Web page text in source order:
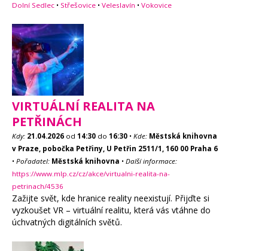
Dolní Sedlec • Střešovice • Veleslavín • Vokovice
VIRTUÁLNÍ REALITA NA
PETŘINÁCH
Kdy: 21.04.2026 od 14:30 do 16:30 • Kde: Městská knihovna
v Praze, pobočka Petřiny, U Petřin 2511/1, 160 00 Praha 6
• Pořadatel: Městská knihovna • Další informace:
https://www.mlp.cz/cz/akce/virtualni-realita-na-
petrinach/4536
Zažijte svět, kde hranice reality neexistují. Přijďte si
vyzkoušet VR – virtuální realitu, která vás vtáhne do
úchvatných digitálních světů.